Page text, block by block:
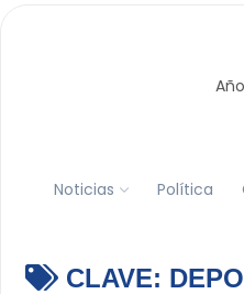
Noticias Política
CLAVE: